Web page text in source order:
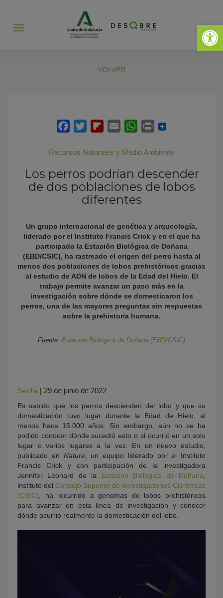
Abrir
Abrir
VOLVER
Recursos Naturales y Medio Ambiente
Los perros podrían descender
de dos poblaciones de lobos
diferentes
Un grupo internacional de genética y arqueología,
liderado por el Instituto Francis Crick y en el que ha
participado la Estación Biológica de Doñana
(EBD/CSIC), ha rastreado el origen del perro hasta al
menos dos poblaciones de lobos prehistóricos gracias
al estudio de ADN de lobos de la Edad del Hielo. El
trabajo permite avanzar un paso más en la
investigación sobre dónde se domesticaron los
perros, una de las mayores preguntas sin respuestas
sobre la prehistoria humana.
Fuente: Estación Biológica de Doñana (EBD/CSIC)
Sevilla | 29 de junio de 2022
Es sabido que los perros descienden del lobo y que su
domesticación tuvo lugar durante la Edad de Hielo, al
menos hace 15.000 años. Sin embargo, aún no se ha
podido conocer dónde sucedió esto o si ocurrió en un solo
lugar o varios lugares a la vez. En un nuevo estudio,
publicado en Nature , un equipo liderado por el Instituto
Francis Crick y con participación de la investigadora
Jennifer Leonard de la Estación Biológica de Doñana
instituto del Consejo Superior de Investigaciones Científicas
(CSIC) , ha recurrido a genomas de lobos prehistóricos
para avanzar en esta línea de investigación y conocer
dónde ocurrió realmente la domesticación del lobo.